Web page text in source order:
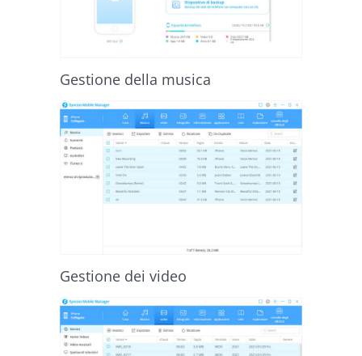
Gestione della musica
Gestione dei video